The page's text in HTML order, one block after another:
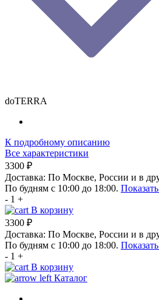
doTERRA
К подробному описанию
Все характеристики
3300 ₽
Доставка: По Москве, России и в
По будням с 10:00 до 18:00.
- 1 +
В корзину
3300 ₽
Доставка: По Москве, России и в
По будням с 10:00 до 18:00.
- 1 +
В корзину
Каталог